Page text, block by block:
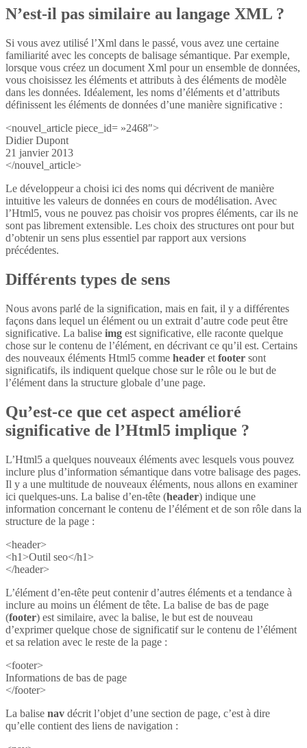
N’est-il pas similaire au langage XML ?
Si vous avez utilisé l’Xml dans le passé, vous avez une certaine
familiarité avec les concepts de balisage sémantique. Par exemple,
lorsque vous créez un document Xml pour un ensemble de données,
vous choisissez les éléments et attributs à des éléments de modèle
dans les données. Idéalement, les noms d’éléments et d’attributs
définissent les éléments de données d’une manière significative :
<nouvel_article piece_id= »2468″>
Didier Dupont
21 janvier 2013
</nouvel_article>
Le développeur a choisi ici des noms qui décrivent de manière
intuitive les valeurs de données en cours de modélisation. Avec
l’Html5, vous ne pouvez pas choisir vos propres éléments, car ils ne
sont pas librement extensible. Les choix des structures ont pour but
d’obtenir un sens plus essentiel par rapport aux versions
précédentes.
Différents types de sens
Nous avons parlé de la signification, mais en fait, il y a différentes
façons dans lequel un élément ou un extrait d’autre code peut être
significative. La balise img est significative, elle raconte quelque
chose sur le contenu de l’élément, en décrivant ce qu’il est. Certains
des nouveaux éléments Html5 comme header et footer sont
significatifs, ils indiquent quelque chose sur le rôle ou le but de
l’élément dans la structure globale d’une page.
Qu’est-ce que cet aspect amélioré
significative de l’Html5 implique ?
L’Html5 a quelques nouveaux éléments avec lesquels vous pouvez
inclure plus d’information sémantique dans votre balisage des pages.
Il y a une multitude de nouveaux éléments, nous allons en examiner
ici quelques-uns. La balise d’en-tête (header) indique une
information concernant le contenu de l’élément et de son rôle dans la
structure de la page :
<header>
<h1>Outil seo</h1>
</header>
L’élément d’en-tête peut contenir d’autres éléments et a tendance à
inclure au moins un élément de tête. La balise de bas de page
(footer) est similaire, avec la balise, le but est de nouveau
d’exprimer quelque chose de significatif sur le contenu de l’élément
et sa relation avec le reste de la page :
<footer>
Informations de bas de page
</footer>
La balise nav décrit l’objet d’une section de page, c’est à dire
qu’elle contient des liens de navigation :